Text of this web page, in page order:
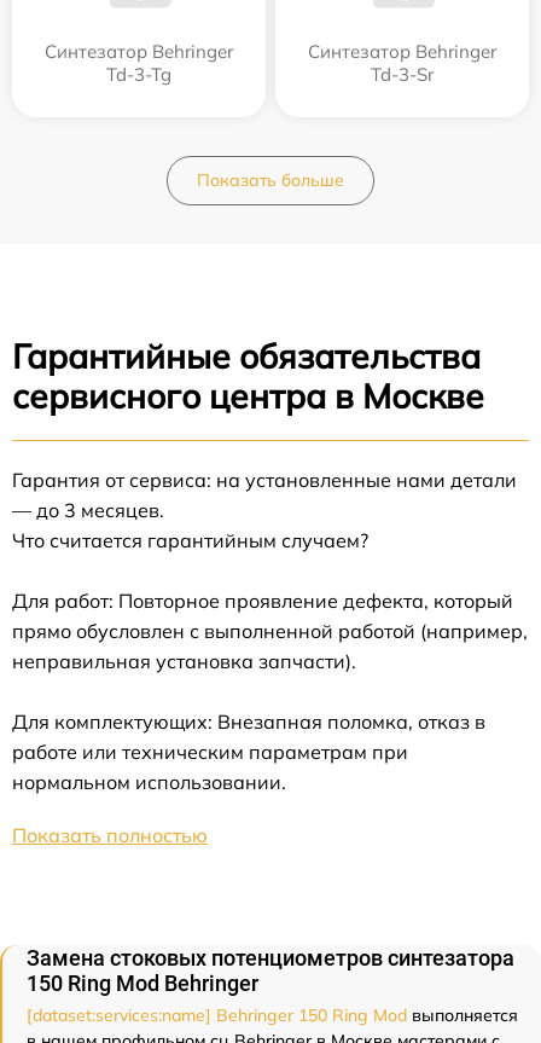
Синтезатор Behringer
Td-3-Tg
Синтезатор Behringer
Td-3-Sr
Показать больше
Гарантийные обязательства
сервисного центра в Москве
Гарантия от сервиса: на установленные нами детали
— до 3 месяцев.
Что считается гарантийным случаем?
Для работ: Повторное проявление дефекта, который
прямо обусловлен с выполненной работой (например,
неправильная установка запчасти).
Для комплектующих: Внезапная поломка, отказ в
работе или техническим параметрам при
нормальном использовании.
Показать полностью
Замена стоковых потенциометров синтезатора
150 Ring Mod Behringer
[dataset:services:name] Behringer 150 Ring Mod выполняется